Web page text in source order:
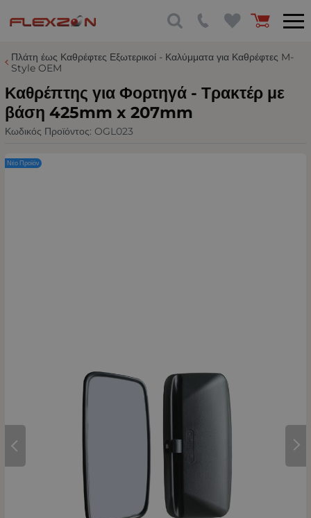
Πλάτη έως Καθρέφτες Εξωτερικοί - Καλύμματα για Καθρέφτες M-
Style OEM
Καθρέπτης για Φορτηγά - Τρακτέρ με
βάση 425mm x 207mm
Κωδικός Προϊόντος: OGL023
Νέο Προϊόν